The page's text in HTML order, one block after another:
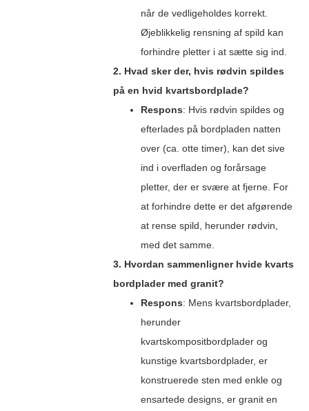
når de vedligeholdes korrekt.
Øjeblikkelig rensning af spild kan
forhindre pletter i at sætte sig ind.
2. Hvad sker der, hvis rødvin spildes
på en hvid kvartsbordplade?
Respons: Hvis rødvin spildes og
efterlades på bordpladen natten
over (ca. otte timer), kan det sive
ind i overfladen og forårsage
pletter, der er svære at fjerne. For
at forhindre dette er det afgørende
at rense spild, herunder rødvin,
med det samme.
3. Hvordan sammenligner hvide kvarts
bordplader med granit?
Respons: Mens kvartsbordplader,
herunder
kvartskompositbordplader og
kunstige kvartsbordplader, er
konstruerede sten med enkle og
ensartede designs, er granit en